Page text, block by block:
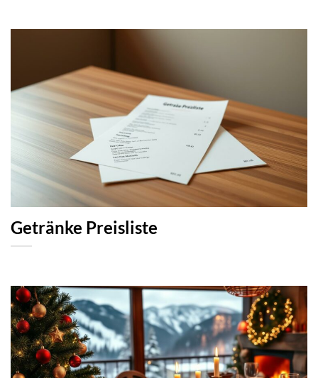
Getränke Preisliste